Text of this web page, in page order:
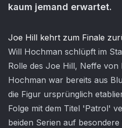
kaum jemand erwartet.
Artikel-Inhalt
Joe Hill kehrt zum Finale
Will Hochman schlüpft im
Rolle des Joe Hill, Neffe von
Hochman war bereits aus
die Figur ursprünglich
Folge mit dem Titel 'Patrol'
beiden Serien auf besondere